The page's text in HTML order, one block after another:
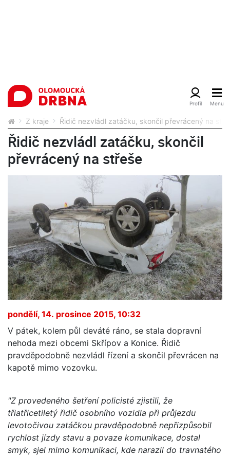
Z kraje Řidič nezvládl zatáčku, skončil převrácený na
Řidič nezvládl zatáčku, skončil
převrácený na střeše
pondělí, 14. prosince 2015, 10:32
V pátek, kolem půl deváté ráno, se stala dopravní
nehoda mezi obcemi Skřípov a Konice. Řidič
pravděpodobně nezvládl řízení a skončil převrácen na
kapotě mimo vozovku.
"Z provedeného šetření policisté zjistili, že
třiatřicetiletý řidič osobního vozidla při průjezdu
levotočivou zatáčkou pravděpodobně nepřizpůsobil
rychlost jízdy stavu a povaze komunikace, dostal
smyk, sjel mimo komunikaci, kde narazil do travnatého